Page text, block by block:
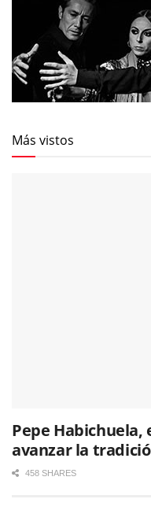
Más vistos
Pepe Habichuela,
avanzar la
458 SHARES